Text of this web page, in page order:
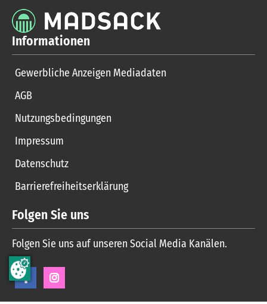
Informationen
Gewerbliche Anzeigen Mediadaten
AGB
Nutzungsbedingungen
Impressum
Datenschutz
Barrierefreiheitserklärung
Folgen Sie uns
Folgen Sie uns auf unseren Social Media Kanälen.